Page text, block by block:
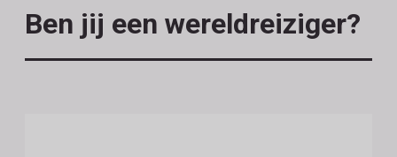
Ben jij een wereldreiziger?